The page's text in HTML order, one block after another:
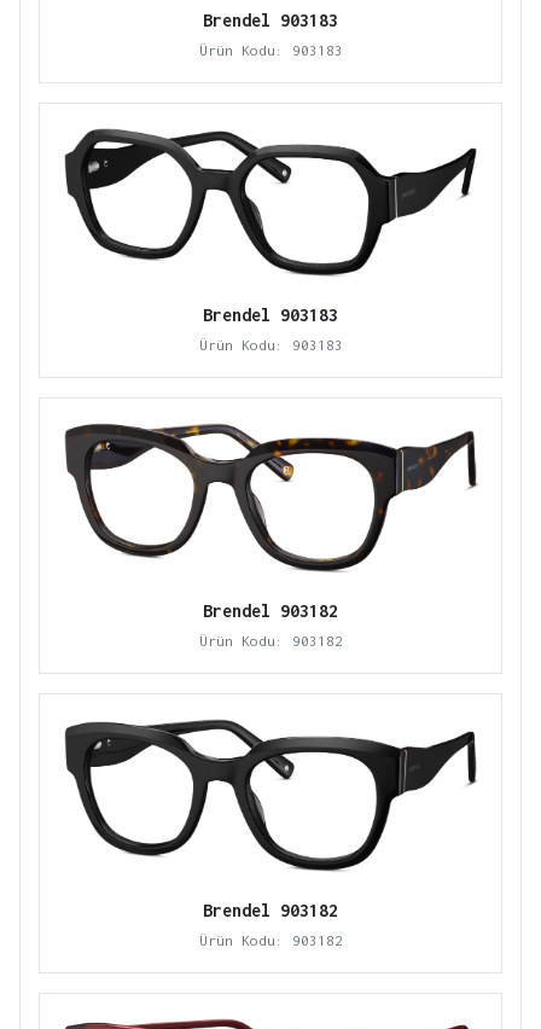
Brendel 903183
Ürün Kodu: 903183
Brendel 903183
Ürün Kodu: 903183
Brendel 903182
Ürün Kodu: 903182
Brendel 903182
Ürün Kodu: 903182